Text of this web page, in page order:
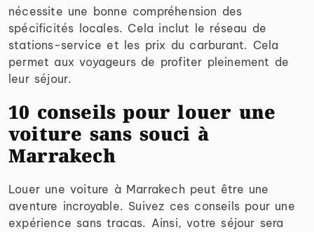
nécessite une bonne compréhension des
spécificités locales. Cela inclut le réseau de
stations-service et les prix du carburant. Cela
permet aux voyageurs de profiter pleinement de
leur séjour.
10 conseils pour louer une
voiture sans souci à
Marrakech
Louer une voiture à Marrakech peut être une
aventure incroyable. Suivez ces conseils pour une
expérience sans tracas. Ainsi, votre séjour sera